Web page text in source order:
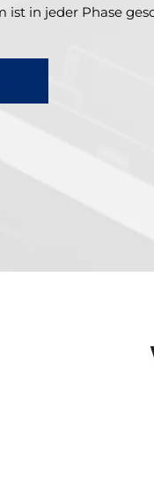
ist in jeder Phase